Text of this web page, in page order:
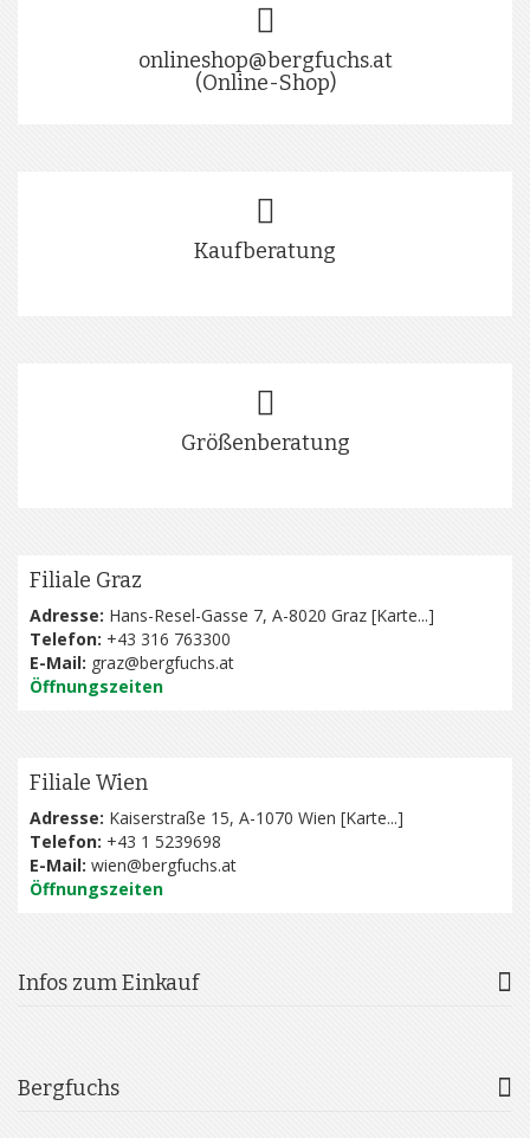
onlineshop@bergfuchs.at
(Online-Shop)
Kaufberatung
Größenberatung
Filiale Graz
Adresse: Hans-Resel-Gasse 7, A-8020 Graz [Karte...]
Telefon: +43 316 763300
E-Mail: graz@bergfuchs.at
Öffnungszeiten
Filiale Wien
Adresse: Kaiserstraße 15, A-1070 Wien [Karte...]
Telefon: +43 1 5239698
E-Mail: wien@bergfuchs.at
Öffnungszeiten
Infos zum Einkauf
Bergfuchs